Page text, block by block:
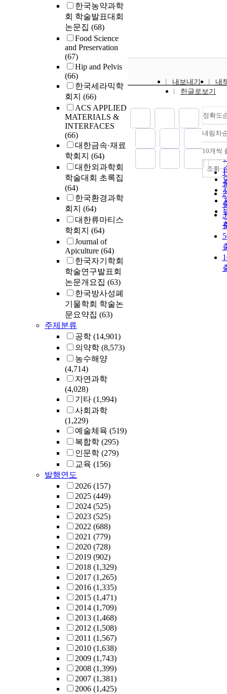
한국농약과학
회 학술발표대회
논문집 (68)
Food Science
and Preservation
(67)
Hip and Pelvis
(66)
한국세라믹학
회지 (66)
ACS APPLIED
MATERIALS &
INTERFACES
(66)
대한금속·재료
학회지 (64)
대한외과학회
학술대회 초록집
(64)
한국환경과학
회지 (64)
대한류마티스
학회지 (64)
Journal of
Apiculture (64)
한국자기학회
학술연구발표회
논문개요집 (63)
한국방사성폐
기물학회 학술논
문요약집 (63)
주제분류
공학 (14,901)
의약학 (8,573)
농수해양
(4,714)
자연과학
(4,028)
기타 (1,994)
사회과학
(1,229)
예술체육 (519)
복합학 (295)
인문학 (279)
교육 (156)
발행연도
2026 (157)
2025 (449)
2024 (525)
2023 (525)
2022 (688)
2021 (779)
2020 (728)
2019 (902)
2018 (1,329)
2017 (1,265)
2016 (1,335)
2015 (1,471)
2014 (1,709)
2013 (1,468)
2012 (1,508)
2011 (1,567)
2010 (1,638)
2009 (1,743)
2008 (1,399)
2007 (1,381)
2006 (1,425)
내보내기
내
한글로보기
정확도
내림차
10개씩
조회